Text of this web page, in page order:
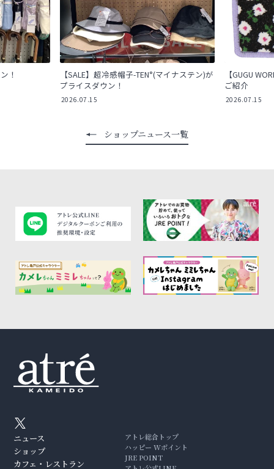
！
【SALE】超冷感帽子-TEN°(マイナステン)が
プライスダウン！
2026.07.15
【GUGU
ご紹介
2026.07.15
ショップニュース一覧
ニュース
ショップ
カフェ・レストラン
アトレ総合トップ
ハッピー Wポイント
JRE POINT